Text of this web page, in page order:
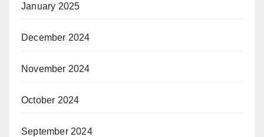
January 2025
December 2024
November 2024
October 2024
September 2024